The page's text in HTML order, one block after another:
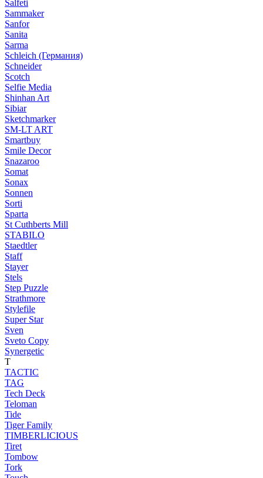
Salfeti
Sammaker
Sanfor
Sanita
Sarma
Schleich (Германия)
Schneider
Scotch
Selfie Media
Shinhan Art
Sibiar
Sketchmarker
SM-LT ART
Smartbuy
Smile Decor
Snazaroo
Somat
Sonax
Sonnen
Sorti
Sparta
St Cuthberts Mill
STABILO
Staedtler
Staff
Stayer
Stels
Step Puzzle
Strathmore
Stylefile
Super Star
Sven
Sveto Copy
Synergetic
T
TACTIC
TAG
Tech Deck
Teloman
Tide
Tiger Family
TIMBERLICIOUS
Tiret
Tombow
Tork